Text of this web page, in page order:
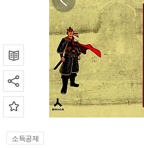
소득공제